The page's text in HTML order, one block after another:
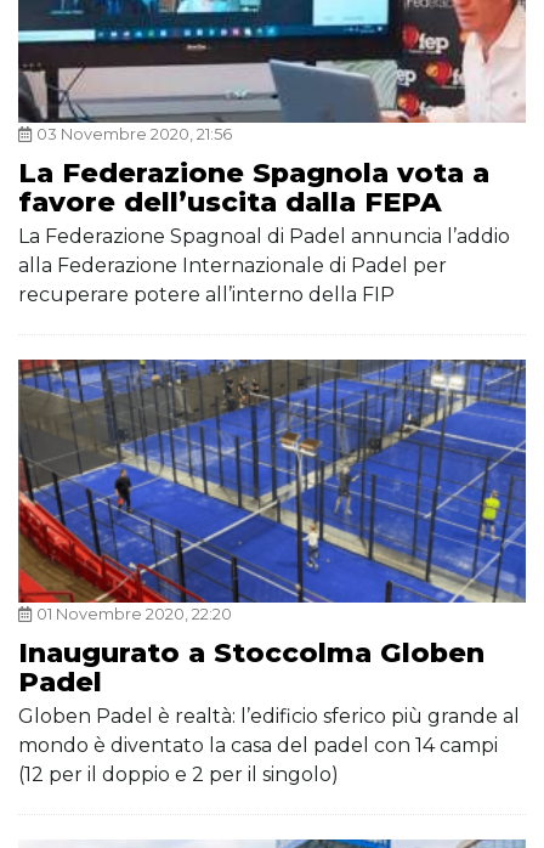
03 Novembre 2020, 21:56
La Federazione Spagnola vota a
favore dell’uscita dalla FEPA
La Federazione Spagnoal di Padel annuncia l’addio
alla Federazione Internazionale di Padel per
recuperare potere all’interno della FIP
01 Novembre 2020, 22:20
Inaugurato a Stoccolma Globen
Padel
Globen Padel è realtà: l’edificio sferico più grande al
mondo è diventato la casa del padel con 14 campi
(12 per il doppio e 2 per il singolo)